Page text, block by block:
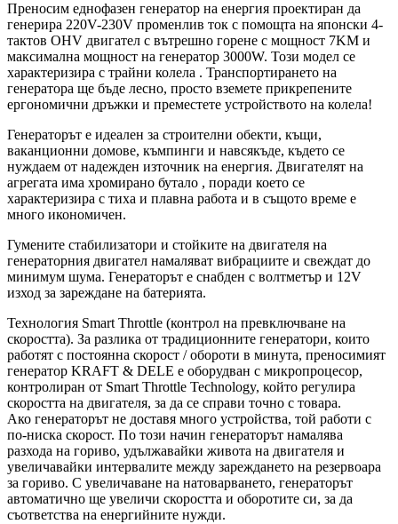
Преносим еднофазен генератор на енергия проектиран да
генерира 220V-230V променлив ток с помощта на японски 4-
тактов OHV двигател с вътрешно горене с мощност 7KM и
максимална мощност на генератор 3000W. Този модел се
характеризира с трайни колела . Транспортирането на
генератора ще бъде лесно, просто вземете прикрепените
ергономични дръжки и преместете устройството на колела!
Генераторът е идеален за строителни обекти, къщи,
ваканционни домове, къмпинги и навсякъде, където се
нуждаем от надежден източник на енергия. Двигателят на
агрегата има хромирано бутало , поради което се
характеризира с тиха и плавна работа и в същото време е
много икономичен.
Гумените стабилизатори и стойките на двигателя на
генераторния двигател намаляват вибрациите и свеждат до
минимум шума. Генераторът е снабден с волтметър и 12V
изход за зареждане на батерията.
Технология Smart Throttle (контрол на превключване на
скоростта). За разлика от традиционните генератори, които
работят с постоянна скорост / обороти в минута, преносимият
генератор KRAFT & DELE е оборудван с микропроцесор,
контролиран от Smart Throttle Technology, който регулира
скоростта на двигателя, за да се справи точно с товара.
Ако генераторът не доставя много устройства, той работи с
по-ниска скорост. По този начин генераторът намалява
разхода на гориво, удължавайки живота на двигателя и
увеличавайки интервалите между зареждането на резервоара
за гориво. С увеличаване на натоварването, генераторът
автоматично ще увеличи скоростта и оборотите си, за да
съответства на енергийните нужди.